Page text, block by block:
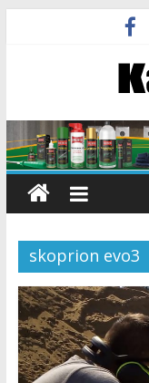
skoprion evo3